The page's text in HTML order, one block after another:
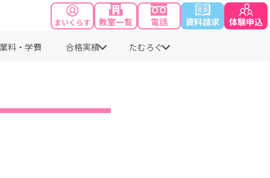
まいくらす 教室一覧 電話 資料請求 体験申込
料・学費 合格実績 たむろぐ